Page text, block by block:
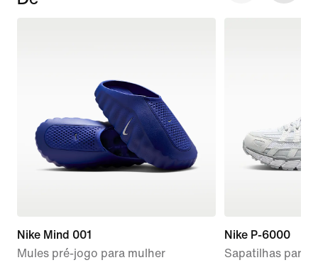
Nike Mind 001
Mules pré-jogo para mulher
Nike P-6000
Sapatilhas para